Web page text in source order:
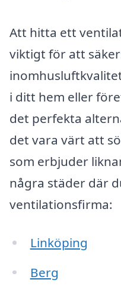
Att hitta ett
viktigt för att
i ditt hem eller
det perfekta
det vara värt att
som erbjuder
några städer där
ventilationsfirma:
Linköping
Berg